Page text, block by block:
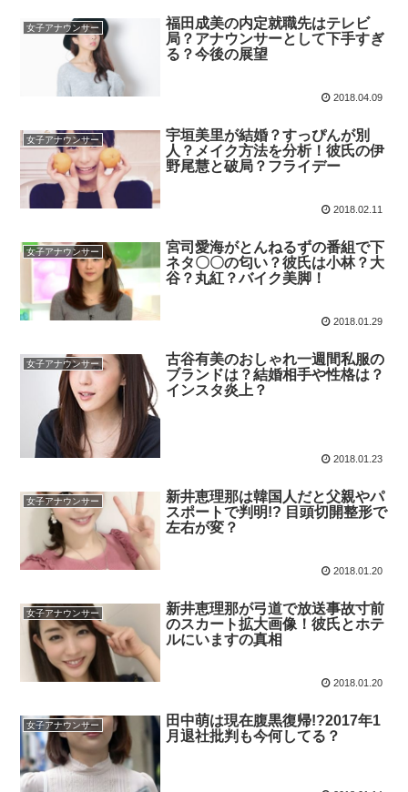
女子アナウンサー
福田成美の内定就職先はテレビ
局？アナウンサーとして下手すぎ
る？今後の展望
2018.04.09
女子アナウンサー
宇垣美里が結婚？すっぴんが別
人？メイク方法を分析！彼氏の伊
野尾慧と破局？フライデー
2018.02.11
女子アナウンサー
宮司愛海がとんねるずの番組で下
ネタ〇〇の匂い？彼氏は小林？大
谷？丸紅？バイク美脚！
2018.01.29
女子アナウンサー
古谷有美のおしゃれ一週間私服の
ブランドは？結婚相手や性格は？
インスタ炎上？
2018.01.23
女子アナウンサー
新井恵理那は韓国人だと父親やパ
スポートで判明!? 目頭切開整形で
左右が変？
2018.01.20
女子アナウンサー
新井恵理那が弓道で放送事故寸前
のスカート拡大画像！彼氏とホテ
ルにいますの真相
2018.01.20
女子アナウンサー
田中萌は現在腹黒復帰!?2017年1
月退社批判も今何してる？